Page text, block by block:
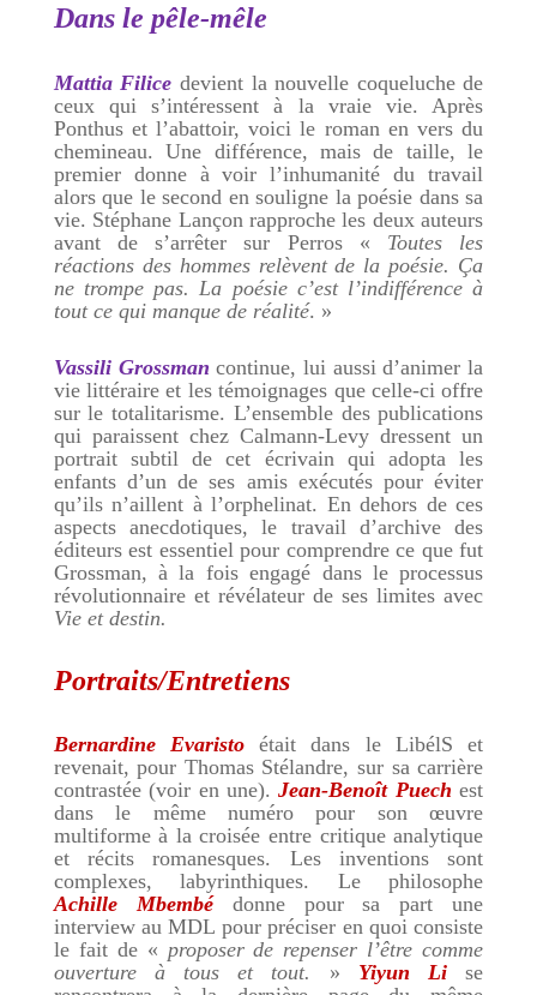
Dans le pêle-mêle
Mattia Filice devient la nouvelle coqueluche de
ceux qui s’intéressent à la vraie vie. Après
Ponthus et l’abattoir, voici le roman en vers du
chemineau. Une différence, mais de taille, le
premier donne à voir l’inhumanité du travail
alors que le second en souligne la poésie dans sa
vie. Stéphane Lançon rapproche les deux auteurs
avant de s’arrêter sur Perros « Toutes les
réactions des hommes relèvent de la poésie. Ça
ne trompe pas. La poésie c’est l’indifférence à
tout ce qui manque de réalité. »
Vassili Grossman continue, lui aussi d’animer la
vie littéraire et les témoignages que celle-ci offre
sur le totalitarisme. L’ensemble des publications
qui paraissent chez Calmann-Levy dressent un
portrait subtil de cet écrivain qui adopta les
enfants d’un de ses amis exécutés pour éviter
qu’ils n’aillent à l’orphelinat. En dehors de ces
aspects anecdotiques, le travail d’archive des
éditeurs est essentiel pour comprendre ce que fut
Grossman, à la fois engagé dans le processus
révolutionnaire et révélateur de ses limites avec
Vie et destin.
Portraits/Entretiens
Bernardine Evaristoétait dans le LibélS et
revenait, pour Thomas Stélandre, sur sa carrière
contrastée (voir en une).Jean-Benoît Puech est
dans le même numéro pour son œuvre
multiforme à la croisée entre critique analytique
et récits romanesques. Les inventions sont
complexes, labyrinthiques. Le philosophe
Achille Mbembé
donne pour sa part une
interview au MDL pour préciser en quoi consiste
le fait de « proposer de repenser l’être comme
ouverture à tous et tout. » Yiyun Li
se